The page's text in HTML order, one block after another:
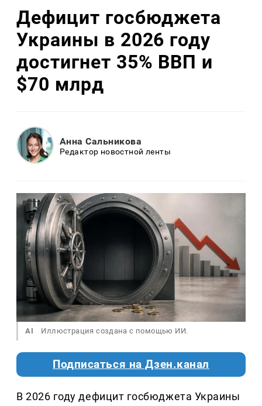
Дефицит госбюджета
Украины в 2026 году
достигнет 35% ВВП и
$70 млрд
Анна Сальникова
Редактор новостной ленты
AI Иллюстрация создана с помощью ИИ.
Подписаться на Дзен.канал
В 2026 году дефицит госбюджета Украины